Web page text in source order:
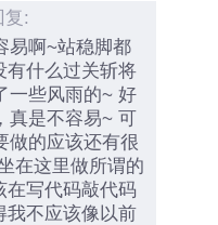
复:
易啊~站稳脚都
有什么过关斩将
一些风雨的~ 好
真是不容易~ 可
做的应该还有很
在这里做所谓的
在写代码敲代码
我不应该像以前